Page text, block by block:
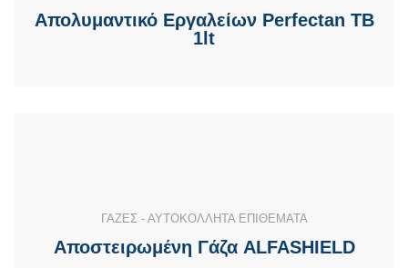
Απολυμαντικό Εργαλείων Perfectan TB
1lt
ΓΑΖΕΣ - ΑΥΤΟΚΟΛΛΗΤΑ ΕΠΙΘΕΜΑΤΑ
Αποστειρωμένη Γάζα ALFASHIELD